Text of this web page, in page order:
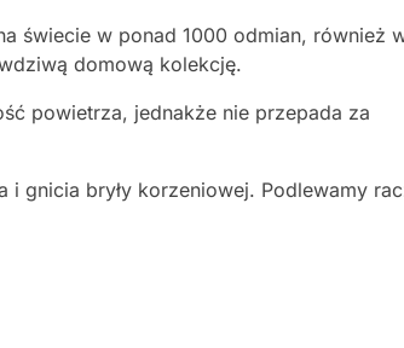
świecie w ponad 1000 odmian, również
domową kolekcję.
powietrza, jednakże nie przepada za
gnicia bryły korzeniowej. Podlewamy